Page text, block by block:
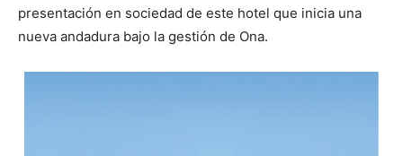
presentación en sociedad de este hotel que inicia una
nueva andadura bajo la gestión de Ona.